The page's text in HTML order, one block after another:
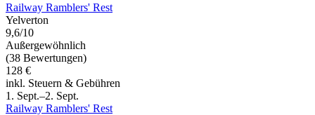
Railway Ramblers' Rest
Yelverton
9,6/10
Außergewöhnlich
(38 Bewertungen)
128 €
inkl. Steuern & Gebühren
1. Sept.–2. Sept.
Railway Ramblers' Rest